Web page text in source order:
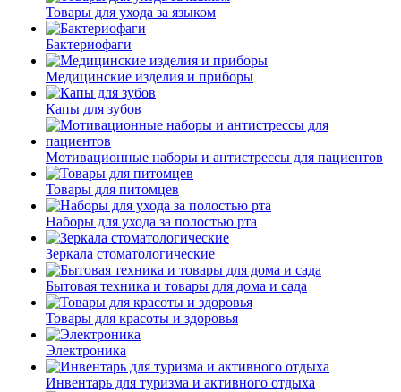
Товары для ухода за языком
Бактериофаги
Медицинские изделия и приборы
Капы для зубов
Мотивационные наборы и антистрессы для пациентов
Товары для питомцев
Наборы для ухода за полостью рта
Зеркала стоматологические
Бытовая техника и товары для дома и сада
Товары для красоты и здоровья
Электроника
Инвентарь для туризма и активного отдыха